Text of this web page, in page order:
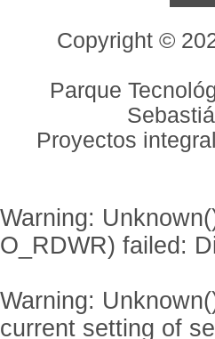
Copyright ©
Parque
Proyectos
Warning:
O_RDWR) failed:
Warning:
current setting of